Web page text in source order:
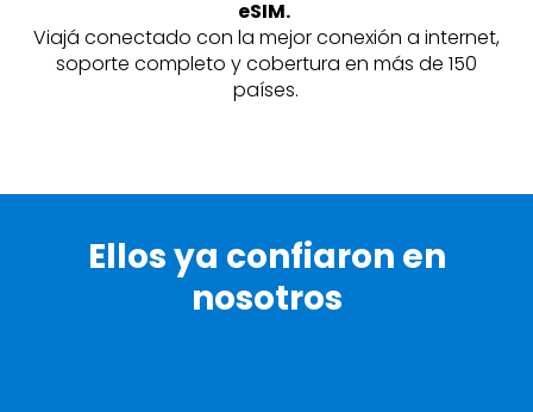
eSIM.
Viajá conectado con la mejor conexión a internet,
soporte completo y cobertura en más de 150
países.
Ellos ya confiaron en
nosotros